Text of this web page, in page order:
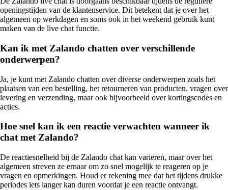
openingstijden van de klantenservice. Dit betekent dat je over het
algemeen op werkdagen en soms ook in het weekend gebruik kunt
maken van de live chat functie.
Kan ik met Zalando chatten over verschillende
onderwerpen?
Ja, je kunt met Zalando chatten over diverse onderwerpen zoals het
plaatsen van een bestelling, het retourneren van producten, vragen over
levering en verzending, maar ook bijvoorbeeld over kortingscodes en
acties.
Hoe snel kan ik een reactie verwachten wanneer ik
chat met Zalando?
De reactiesnelheid bij de Zalando chat kan variëren, maar over het
algemeen streven ze ernaar om zo snel mogelijk te reageren op je
vragen en opmerkingen. Houd er rekening mee dat het tijdens drukke
periodes iets langer kan duren voordat je een reactie ontvangt.